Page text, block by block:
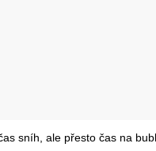
sníh, ale přesto čas na